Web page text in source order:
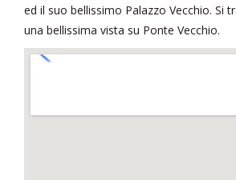
ed il suo bellissimo Palazzo Vecchio. Si
una bellissima vista su Ponte Vecchio.